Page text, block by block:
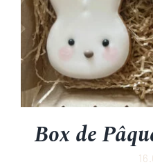
Box de